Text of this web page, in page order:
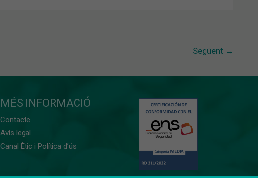
Següent →
MÉS INFORMACIÓ
Contacte
Avís legal
Canal Ètic i Política d’ús